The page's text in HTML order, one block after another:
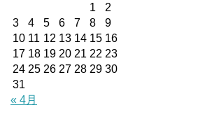
1
2
3
4 5 6 7 8
9
10 11 12 13 14 15 16
17 18 19 20 21 22 23
24 25 26 27 28 29 30
31
« 4月